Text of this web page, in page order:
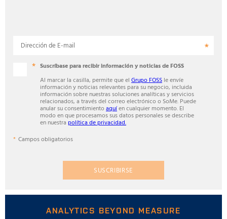
Dirección de E-mail
Suscríbase para recibir información y noticias de FOSS
Al marcar la casilla, permite que el Grupo FOSS le envíe
información y noticias relevantes para su negocio, incluida
información sobre nuestras soluciones analíticas y servicios
relacionados, a través del correo electrónico o SoMe. Puede
anular su consentimiento aquíen cualquier momento. El
modo en que procesamos sus datos personales se describe
en nuestra política de privacidad.
Campos obligatorios
SUSCRIBIRSE
ANALYTICS BEYOND MEASURE